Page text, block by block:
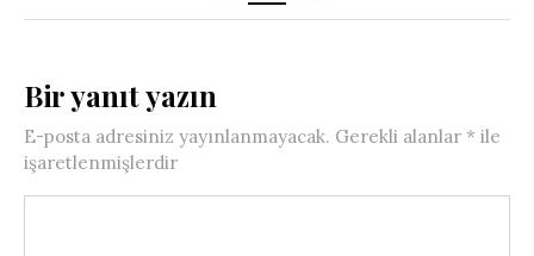
Bir yanıt yazın
E-posta adresiniz yayınlanmayacak. Gerekli alanlar * ile
işaretlenmişlerdir